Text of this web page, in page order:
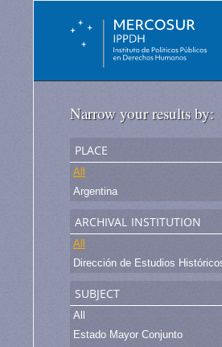
Narrow your results by:
place
All
Argentina
archival institution
All
subject
All
Estado Mayor Conjunto